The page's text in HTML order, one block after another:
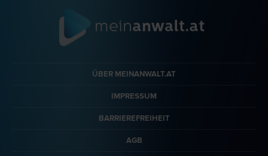
ÜBER MEINANWALT.AT
IMPRESSUM
BARRIEREFREIHEIT
AGB